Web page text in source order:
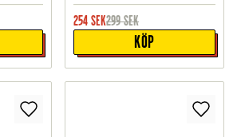
254 SEK299 SEK
KÖP